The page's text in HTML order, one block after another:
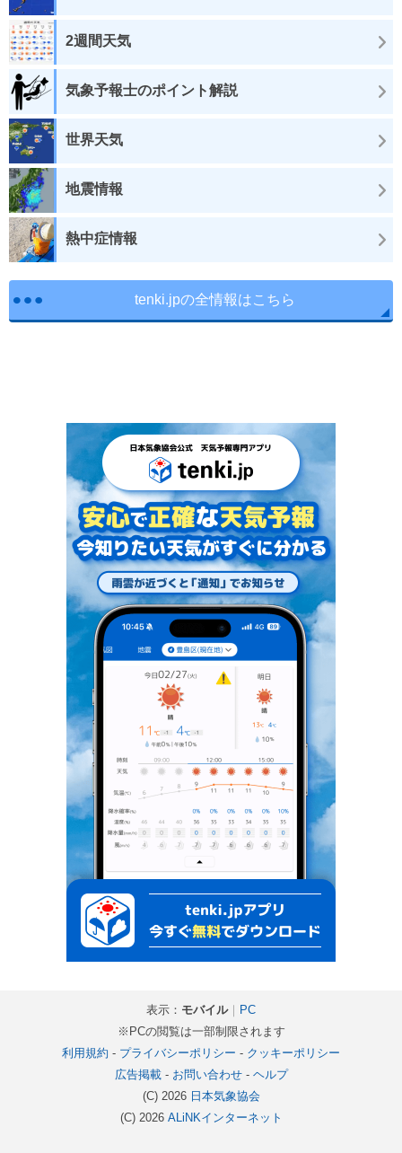
2週間天気
気象予報士のポイント解説
世界天気
地震情報
熱中症情報
tenki.jpの全情報はこちら
表示： モバイル｜ PC
※PCの閲覧は一部制限されます
利用規約 - プライバシーポリシー - クッキーポリシー
広告掲載- お問い合わせ- ヘルプ
(C) 2026 日本気象協会
(C) 2026 ALiNKインターネット